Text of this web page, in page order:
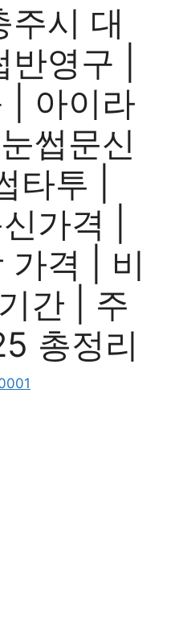
주시 대
영구 |
| 아이라
썹문신
타투 |
가격 |
가격 | 비
간 | 주
총정리